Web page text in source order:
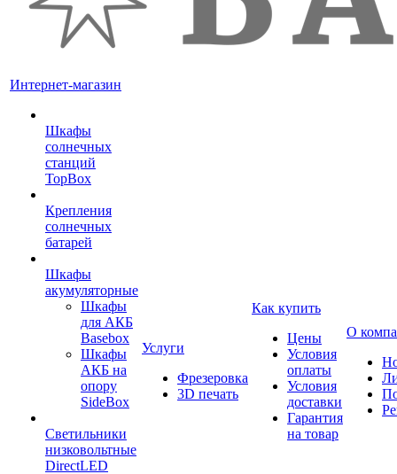
Интернет-магазин
Шкафы
солнечных
станций
TopBox
Крепления
солнечных
батарей
Шкафы
акумуляторные
Шкафы
для АКБ
Basebox
Шкафы
АКБ на
опору
SideBox
Светильники
низковольтные
DirectLED
Услуги
Фрезеровка
3D печать
Как купить
Цены
Условия
оплаты
Условия
доставки
Гарантия
на товар
О